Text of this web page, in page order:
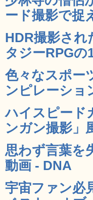
ード撮影で捉
HDR撮影され
タジーRPGの
色々なスポー
ンピレーショ
ハイスピード
ンガン撮影」
思わず言葉を
動画 - DNA
宇宙ファン必